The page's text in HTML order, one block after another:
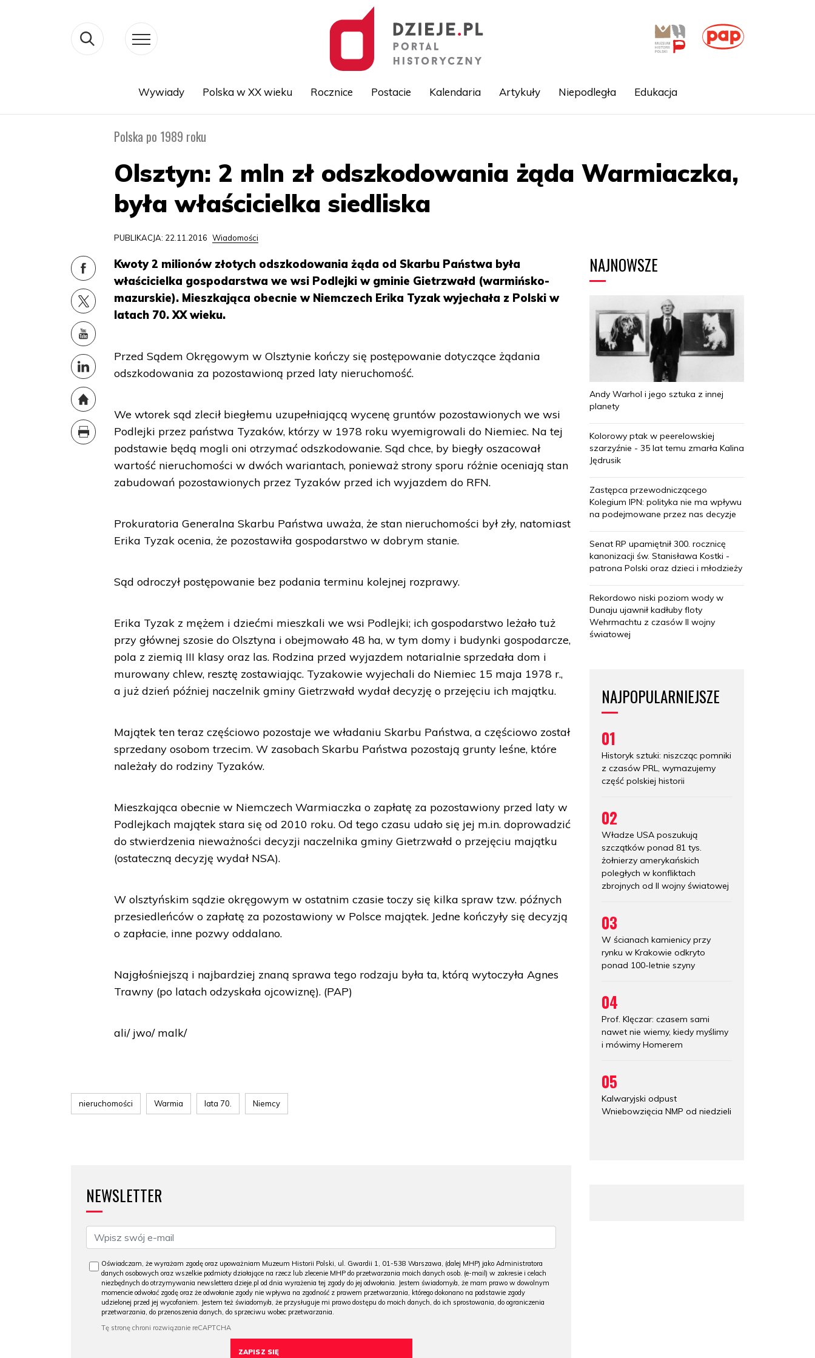
Wywiady Polska w XX wieku Rocznice Postacie Kalendaria Artykuły Niepodległa Edukacja
Polska po 1989 roku
Olsztyn: 2 mln zł odszkodowania żąda Warmiaczka,
była właścicielka siedliska
PUBLIKACJA: 22.11.2016 Wiadomości
Kwoty 2 milionów złotych odszkodowania żąda od Skarbu Państwa była
właścicielka gospodarstwa we wsi Podlejki w gminie Gietrzwałd (warmińsko-
mazurskie). Mieszkająca obecnie w Niemczech Erika Tyzak wyjechała z Polski w
latach 70. XX wieku.
Przed Sądem Okręgowym w Olsztynie kończy się postępowanie dotyczące żądania
odszkodowania za pozostawioną przed laty nieruchomość.
We wtorek sąd zlecił biegłemu uzupełniającą wycenę gruntów pozostawionych we wsi
Podlejki przez państwa Tyzaków, którzy w 1978 roku wyemigrowali do Niemiec. Na tej
podstawie będą mogli oni otrzymać odszkodowanie. Sąd chce, by biegły oszacował
wartość nieruchomości w dwóch wariantach, ponieważ strony sporu różnie oceniają stan
zabudowań pozostawionych przez Tyzaków przed ich wyjazdem do RFN.
Prokuratoria Generalna Skarbu Państwa uważa, że stan nieruchomości był zły, natomiast
Erika Tyzak ocenia, że pozostawiła gospodarstwo w dobrym stanie.
Sąd odroczył postępowanie bez podania terminu kolejnej rozprawy.
Erika Tyzak z mężem i dziećmi mieszkali we wsi Podlejki; ich gospodarstwo leżało tuż
przy głównej szosie do Olsztyna i obejmowało 48 ha, w tym domy i budynki gospodarcze,
pola z ziemią III klasy oraz las. Rodzina przed wyjazdem notarialnie sprzedała dom i
murowany chlew, resztę zostawiając. Tyzakowie wyjechali do Niemiec 15 maja 1978 r.,
a już dzień później naczelnik gminy Gietrzwałd wydał decyzję o przejęciu ich majątku.
Majątek ten teraz częściowo pozostaje we władaniu Skarbu Państwa, a częściowo został
sprzedany osobom trzecim. W zasobach Skarbu Państwa pozostają grunty leśne, które
należały do rodziny Tyzaków.
Mieszkająca obecnie w Niemczech Warmiaczka o zapłatę za pozostawiony przed laty w
Podlejkach majątek stara się od 2010 roku. Od tego czasu udało się jej m.in. doprowadzić
do stwierdzenia nieważności decyzji naczelnika gminy Gietrzwałd o przejęciu majątku
(ostateczną decyzję wydał NSA).
W olsztyńskim sądzie okręgowym w ostatnim czasie toczy się kilka spraw tzw. późnych
przesiedleńców o zapłatę za pozostawiony w Polsce majątek. Jedne kończyły się decyzją
o zapłacie, inne pozwy oddalano.
Najgłośniejszą i najbardziej znaną sprawa tego rodzaju była ta, którą wytoczyła Agnes
Trawny (po latach odzyskała ojcowiznę). (PAP)
ali/ jwo/ malk/
nieruchomości Warmia lata 70. Niemcy
NEWSLETTER
Oświadczam, że wyrażam zgodę oraz upoważniam Muzeum Historii Polski, ul. Gwardii 1, 01-538 Warszawa, (dalej MHP) jako Administratora
danych osobowych oraz wszelkie podmioty działające na rzecz lub zlecenie MHP do przetwarzania moich danych osob. (e-mail) w zakresie i celach
niezbędnych do otrzymywania newslettera dzieje.pl od dnia wyrażenia tej zgody do jej odwołania. Jestem świadomy/a, że mam prawo w dowolnym
momencie odwołać zgodę oraz że odwołanie zgody nie wpływa na zgodność z prawem przetwarzania, którego dokonano na podstawie zgody
udzielonej przed jej wycofaniem. Jestem też świadomy/a, że przysługuje mi prawo dostępu do moich danych, do ich sprostowania, do ograniczenia
przetwarzania, do przenoszenia danych, do sprzeciwu wobec przetwarzania.
NAJNOWSZE
Andy Warhol i jego sztuka z innej
planety
Kolorowy ptak w peerelowskiej
szarzyźnie - 35 lat temu zmarła Kalina
Jędrusik
Zastępca przewodniczącego
Kolegium IPN: polityka nie ma wpływu
na podejmowane przez nas decyzje
Senat RP upamiętnił 300. rocznicę
kanonizacji św. Stanisława Kostki -
patrona Polski oraz dzieci i młodzieży
Rekordowo niski poziom wody w
Dunaju ujawnił kadłuby floty
Wehrmachtu z czasów II wojny
światowej
NAJPOPULARNIEJSZE
01
Historyk sztuki: niszcząc pomniki
z czasów PRL, wymazujemy
część polskiej historii
02
Władze USA poszukują
szczątków ponad 81 tys.
żołnierzy amerykańskich
poległych w konfliktach
zbrojnych od II wojny światowej
03
W ścianach kamienicy przy
rynku w Krakowie odkryto
ponad 100-letnie szyny
04
Prof. Klęczar: czasem sami
nawet nie wiemy, kiedy myślimy
i mówimy Homerem
05
Kalwaryjski odpust
Wniebowzięcia NMP od niedzieli